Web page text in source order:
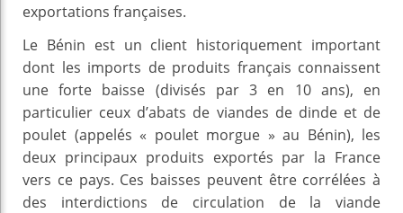
exportations françaises.
Le Bénin est un client historiquement important
dont les imports de produits français connaissent
une forte baisse (divisés par 3 en 10 ans), en
particulier ceux d’abats de viandes de dinde et de
poulet (appelés « poulet morgue » au Bénin), les
deux principaux produits exportés par la France
vers ce pays. Ces baisses peuvent être corrélées à
des interdictions de circulation de la viande